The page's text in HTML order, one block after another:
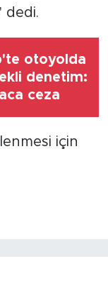
dedi.
otoyolda
denetim:
ceza
için